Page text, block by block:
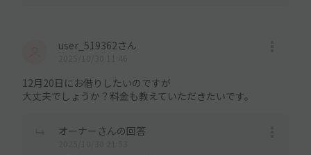
user_519362さん
12月20日にお借りしたいのですが
大丈夫でしょうか？料金も教えていただきたいです。
オーナーさんの回答